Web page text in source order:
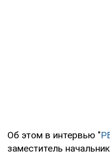
Об этом в интервью "
заместитель